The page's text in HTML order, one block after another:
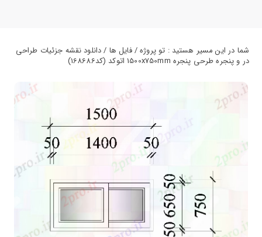
شما در این مسیر هستید : تو پروژه / فایل ها / دانلود نقشه جزئیات طراحی
در و پنجره طرحی پنجره 1500x750mm اتوکد (کد168686)